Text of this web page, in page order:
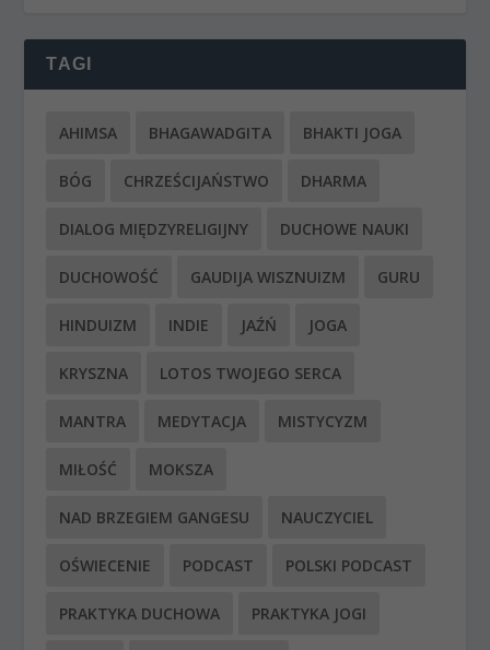
TAGI
AHIMSA BHAGAWADGITA BHAKTI JOGA
BÓG CHRZEŚCIJAŃSTWO DHARMA
DIALOG MIĘDZYRELIGIJNY DUCHOWE NAUKI
DUCHOWOŚĆ GAUDIJA WISZNUIZM GURU
HINDUIZM INDIE JAŹŃ JOGA
KRYSZNA LOTOS TWOJEGO SERCA
MANTRA MEDYTACJA MISTYCYZM
MIŁOŚĆ MOKSZA
NAD BRZEGIEM GANGESU NAUCZYCIEL
OŚWIECENIE PODCAST POLSKI PODCAST
PRAKTYKA DUCHOWA PRAKTYKA JOGI